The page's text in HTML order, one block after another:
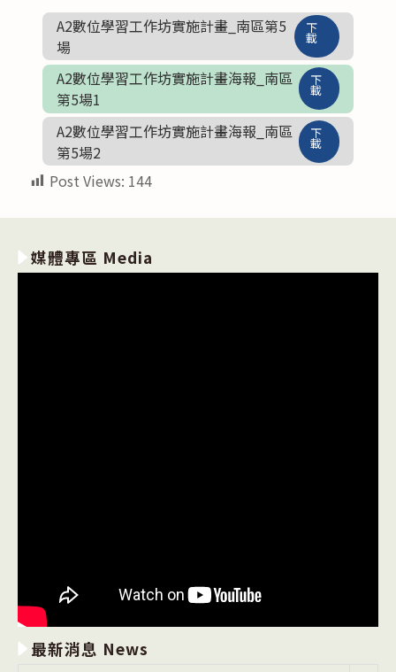
A2數位學習工作坊實施計畫_南區第5
場
下
載
A2數位學習工作坊實施計畫海報_南區
第5場1
下
載
A2數位學習工作坊實施計畫海報_南區
第5場2
下
載
Post Views: 144
媒體專區 Media
最新消息 News